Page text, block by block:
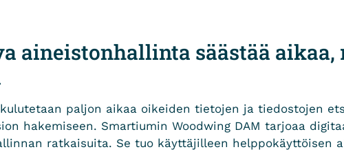
aineistonhallinta säästää aikaa,
paljon aikaa oikeiden tietojen ja tiedostojen
hakemiseen. Smartiumin Woodwing DAM tarjoaa
ratkaisuita. Se tuo käyttäjilleen helppokäyttöisen